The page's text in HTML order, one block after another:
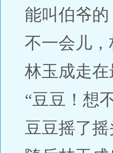
能叫伯爷
不一会儿
林玉成走
“豆豆！想
豆豆摇了摇